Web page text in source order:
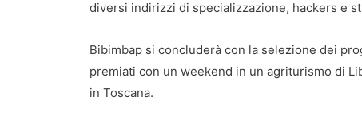
diversi indirizzi di specializzazione, hackers e
Bibimbap si concluderà con la selezione dei
premiati con un weekend in un agriturismo di
in Toscana.